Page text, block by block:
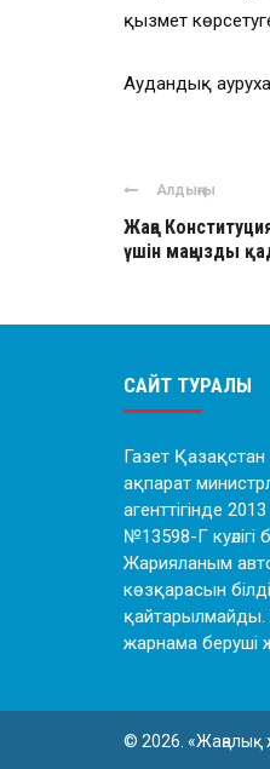
қызмет
Аудандық
Алдыңғы
Жаңа
үшін маңызды
САЙТ ТУРАЛЫ
Газет
ақпарат
агенттігінде
№13598-Г куәлігі
Жарияланым
көзқарасын
жарнама беруші
© 2026. «Жаңалық